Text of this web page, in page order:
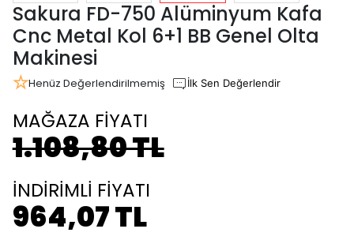
Sakura FD-750 Alüminyum Kafa
Cnc Metal Kol 6+1 BB Genel Olta
Makinesi
Henüz Değerlendirilmemiş İlk Sen Değerlendir
MAĞAZA FİYATI
1.108,80 TL
İNDİRİMLİ FİYATI
964,07 TL